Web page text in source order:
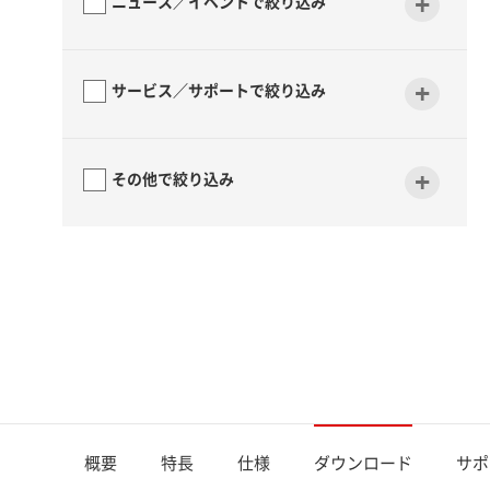
サービス／サポートで絞り込み +
その他で絞り込み +
概要 特長 仕様 ダウンロード サ